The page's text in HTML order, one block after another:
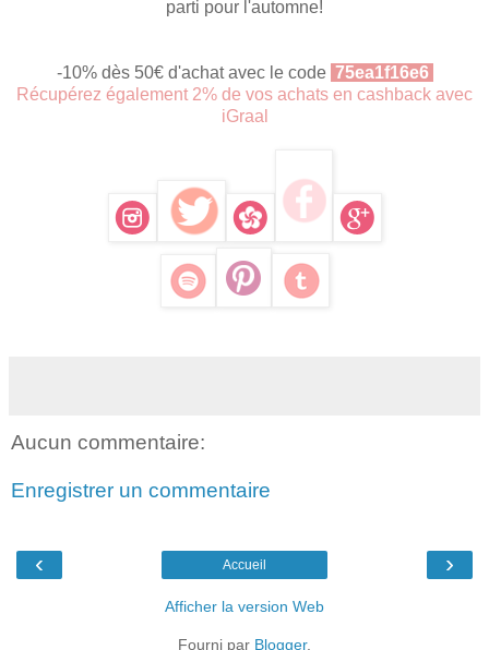
parti pour l'automne!
-10% dès 50€ d'achat avec le code 75ea1f16e6
Récupérez également 2% de vos achats en cashback avec
iGraal
Aucun commentaire:
Enregistrer un commentaire
‹ ›
Accueil
Afficher la version Web
Fourni par Blogger.